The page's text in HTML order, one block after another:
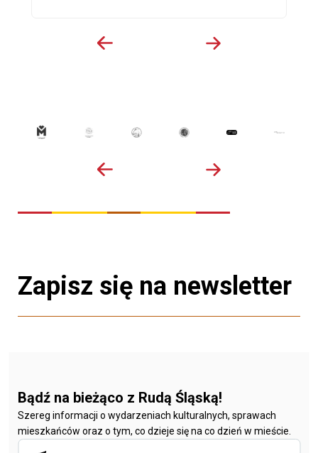
Zapisz się na newsletter
Bądź na bieżąco z Rudą Śląską!
Szereg informacji o wydarzeniach kulturalnych, sprawach
mieszkańców oraz o tym, co dzieje się na co dzień w mieście.